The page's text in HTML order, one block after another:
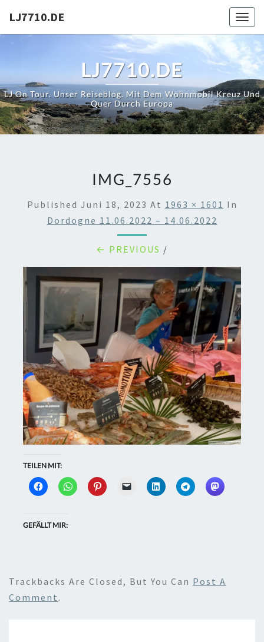
content
LJ7710.DE
LJ7710.DE
LJ On Tour. Unser Reiseblog. Mit Dem Wohnmobil Kreuz Und
Quer Durch Europa
IMG_7556
Published Juni 18, 2023 At 1963 × 1601 In
Dordogne 11.06.2022 – 14.06.2022
← PREVIOUS /
TEILEN MIT:
GEFÄLLT MIR:
Trackbacks Are Closed, But You Can Post A
Comment .